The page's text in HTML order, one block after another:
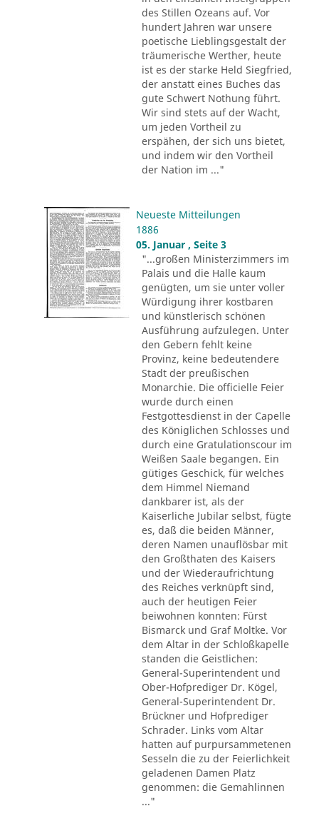
des Stillen Ozeans auf. Vor
hundert Jahren war unsere
poetische Lieblingsgestalt der
träumerische Werther, heute
ist es der starke Held Siegfried,
der anstatt eines Buches das
gute Schwert Nothung führt.
Wir sind stets auf der Wacht,
um jeden Vortheil zu
erspähen, der sich uns bietet,
und indem wir den Vortheil
der Nation im ..."
Neueste Mitteilungen
1886
05. Januar , Seite 3
"...großen Ministerzimmers im
Palais und die Halle kaum
genügten, um sie unter voller
Würdigung ihrer kostbaren
und künstlerisch schönen
Ausführung aufzulegen. Unter
den Gebern fehlt keine
Provinz, keine bedeutendere
Stadt der preußischen
Monarchie. Die officielle Feier
wurde durch einen
Festgottesdienst in der Capelle
des Königlichen Schlosses und
durch eine Gratulationscour im
Weißen Saale begangen. Ein
gütiges Geschick, für welches
dem Himmel Niemand
dankbarer ist, als der
Kaiserliche Jubilar selbst, fügte
es, daß die beiden Männer,
deren Namen unauflösbar mit
den Großthaten des Kaisers
und der Wiederaufrichtung
des Reiches verknüpft sind,
auch der heutigen Feier
beiwohnen konnten: Fürst
Bismarck und Graf Moltke. Vor
dem Altar in der Schloßkapelle
standen die Geistlichen:
General-Superintendent und
Ober-Hofprediger Dr. Kögel,
General-Superintendent Dr.
Brückner und Hofprediger
Schrader. Links vom Altar
hatten auf purpursammetenen
Sesseln die zu der Feierlichkeit
geladenen Damen Platz
genommen: die Gemahlinnen
..."